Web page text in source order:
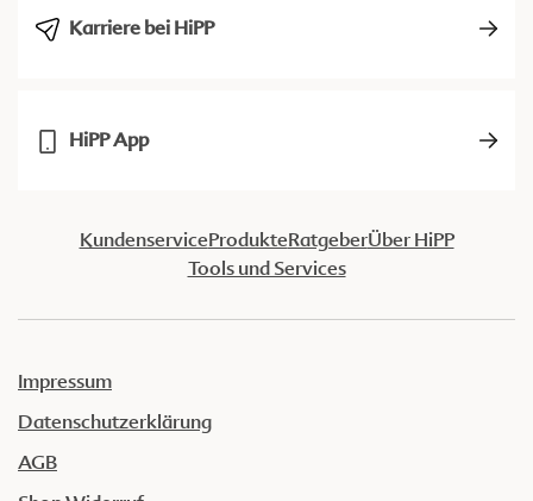
Karriere bei HiPP
HiPP App
KundenserviceProdukteRatgeberÜber HiPP
Tools und Services
Impressum
Datenschutzerklärung
AGB